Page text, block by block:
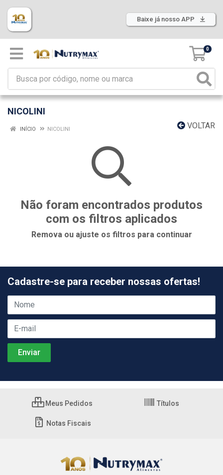
Baixe já nosso APP
0
NICOLINI
VOLTAR
INÍCIO NICOLINI
Não foram encontrados produtos
com os filtros aplicados
Remova ou ajuste os filtros para continuar
Cadastre-se para receber nossas ofertas!
Meus Pedidos Títulos
Notas Fiscais